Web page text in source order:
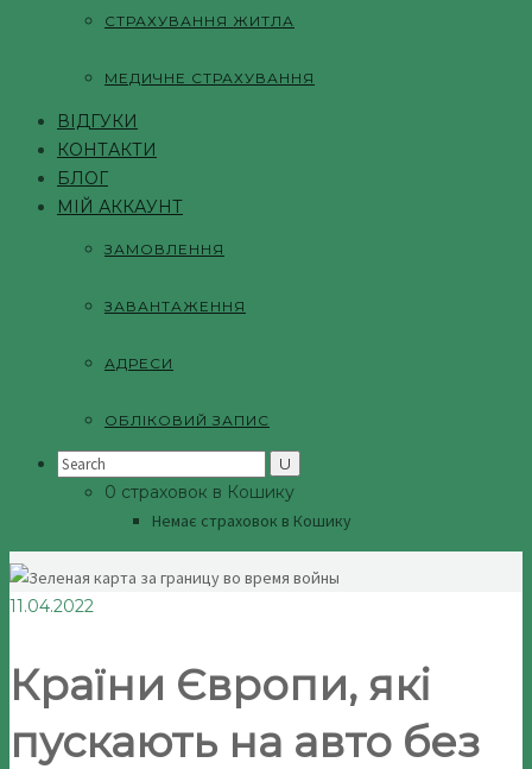
СТРАХУВАННЯ ЖИТЛА
МЕДИЧНЕ СТРАХУВАННЯ
ВІДГУКИ
КОНТАКТИ
БЛОГ
МІЙ АККАУНТ
ЗАМОВЛЕННЯ
ЗАВАНТАЖЕННЯ
АДРЕСИ
ОБЛІКОВИЙ ЗАПИС
Search
0 страховок в Кошику
Немає страховок в Кошику
11.04.2022
Країни Європи, які
пускають на авто без